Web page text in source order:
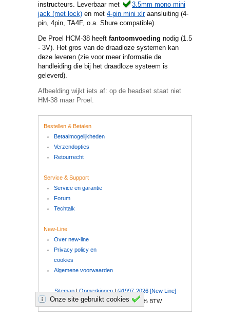
instructeurs. Leverbaar met
3.5mm mono mini
jack (met lock) en met 4-pin mini xlraansluiting (4-
pin, 4pin, TA4F, o.a. Shure compatible).
De Proel HCM-38 heeft fantoomvoeding nodig (1.5
- 3V). Het gros van de draadloze systemen kan
deze leveren (zie voor meer informatie de
handleiding die bij het draadloze systeem is
geleverd).
Afbeelding wijkt iets af: op de headset staat niet
HM-38 maar Proel.
Bestellen & Betalen
Betaalmogelijkheden
Verzendopties
Retourrecht
Service & Support
Service en garantie
Forum
Techtalk
New-Line
Over new-line
Privacy policy en
cookies
Algemene voorwaarden
Sitemap|Opmerkingen|©1997-2026 [New Line]
Al onze prijzen zijn inclusief 21% BTW.
Onze site gebruikt cookies